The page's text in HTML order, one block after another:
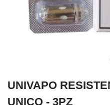
UNIVAPO
UNICO - 3PZ